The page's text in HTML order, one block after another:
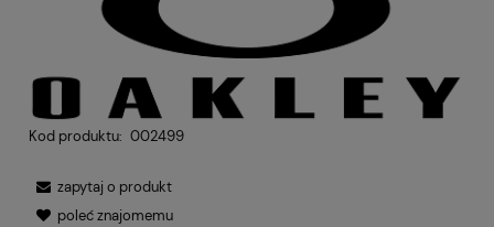
Kod produktu: 002499
zapytaj o produkt
poleć znajomemu